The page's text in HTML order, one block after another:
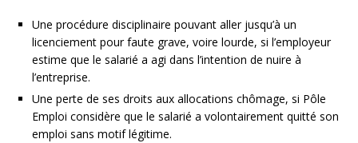
Une procédure disciplinaire pouvant aller jusqu’à un
licenciement pour faute grave, voire lourde, si l’employeur
estime que le salarié a agi dans l’intention de nuire à
l’entreprise.
Une perte de ses droits aux allocations chômage, si Pôle
Emploi considère que le salarié a volontairement quitté son
emploi sans motif légitime.